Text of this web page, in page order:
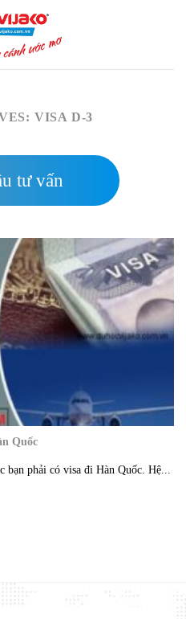
VISA D-3
tư vấn
Quốc
bạn phải có visa đi Hàn Quốc. Hệ...